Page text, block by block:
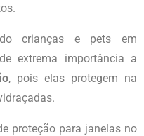
crianças e pets em
extrema importância a
, pois elas protegem na
proteção para janelas no